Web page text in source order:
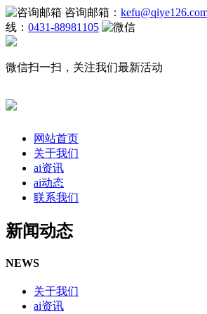
咨询邮箱：
线： 0431-88981105
微信扫一扫，关注我们最新活动
网站首页
关于我们
ai资讯
ai动态
联系我们
新闻动态
NEWS
关于我们
ai资讯